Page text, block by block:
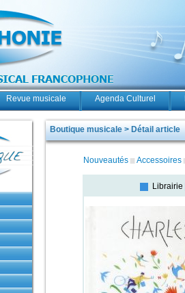
Revue musicale Agenda Culturel
Boutique musicale > Détail article
Nouveautés Accessoires
Librairie